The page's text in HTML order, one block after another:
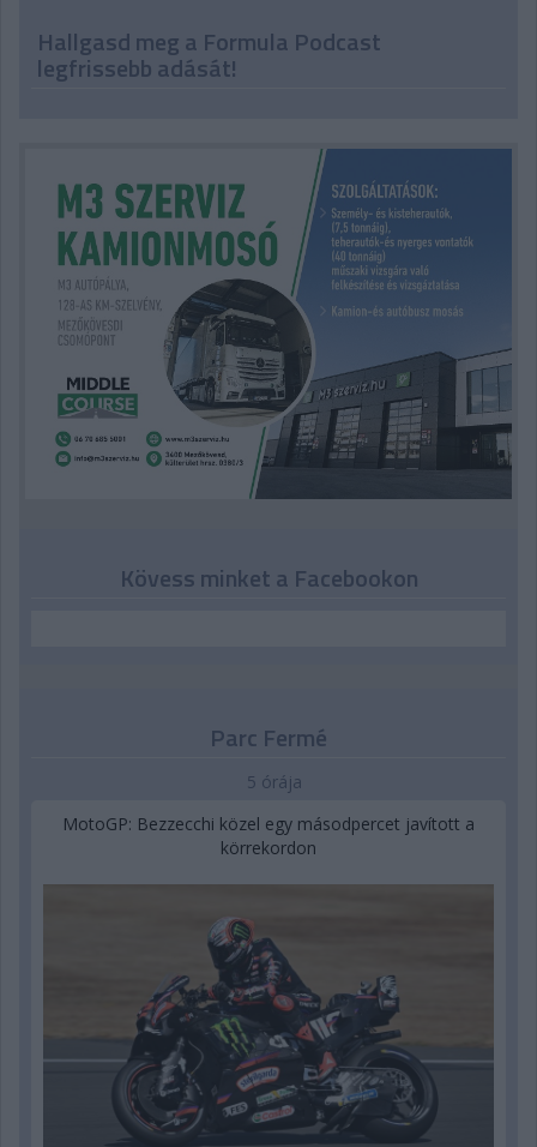
Hallgasd meg a Formula Podcast
legfrissebb adását!
Kövess minket a Facebookon
Parc Fermé
5 órája
MotoGP: Bezzecchi közel egy másodpercet javított a
körrekordon